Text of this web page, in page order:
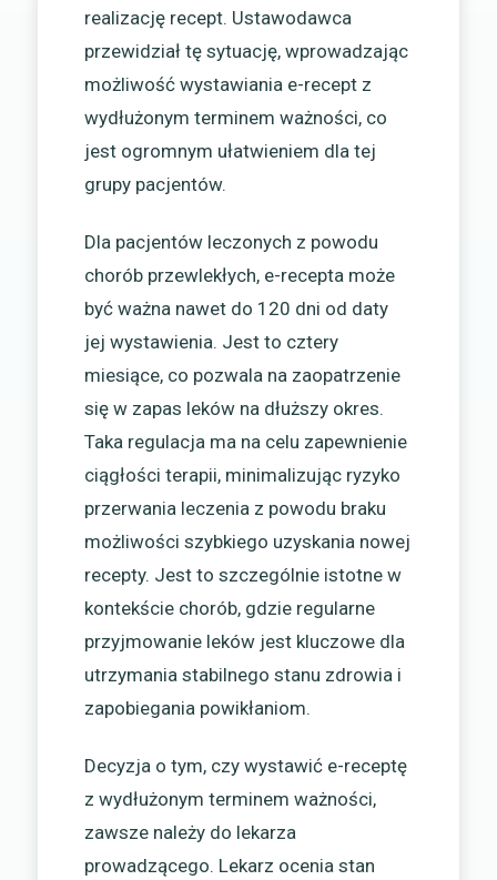
realizację recept. Ustawodawca
przewidział tę sytuację, wprowadzając
możliwość wystawiania e-recept z
wydłużonym terminem ważności, co
jest ogromnym ułatwieniem dla tej
grupy pacjentów.
Dla pacjentów leczonych z powodu
chorób przewlekłych, e-recepta może
być ważna nawet do 120 dni od daty
jej wystawienia. Jest to cztery
miesiące, co pozwala na zaopatrzenie
się w zapas leków na dłuższy okres.
Taka regulacja ma na celu zapewnienie
ciągłości terapii, minimalizując ryzyko
przerwania leczenia z powodu braku
możliwości szybkiego uzyskania nowej
recepty. Jest to szczególnie istotne w
kontekście chorób, gdzie regularne
przyjmowanie leków jest kluczowe dla
utrzymania stabilnego stanu zdrowia i
zapobiegania powikłaniom.
Decyzja o tym, czy wystawić e-receptę
z wydłużonym terminem ważności,
zawsze należy do lekarza
prowadzącego. Lekarz ocenia stan